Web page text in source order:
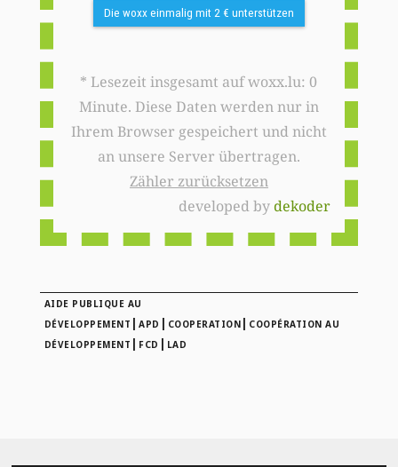
Die woxx einmalig mit 2 € unterstützen
* Lesezeit insgesamt auf woxx.lu: 0
Minute. Diese Daten werden nur in
Ihrem Browser gespeichert und nicht
an unsere Server übertragen.
Zähler zurücksetzen
developed bydekoder
AIDE PUBLIQUE AU
DÉVELOPPEMENT |APD | COOPERATION | COOPÉRATION AU
DÉVELOPPEMENT | FCD | LAD